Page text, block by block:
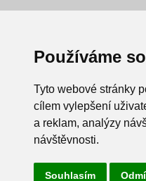
Používáme
Tyto webové stránky
cílem vylepšení
a reklam, analýzy
návštěvnosti.
Souhlasím